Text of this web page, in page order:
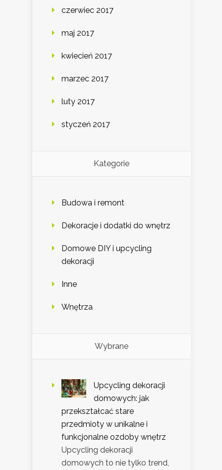
czerwiec 2017
maj 2017
kwiecień 2017
marzec 2017
luty 2017
styczeń 2017
Kategorie
Budowa i remont
Dekoracje i dodatki do wnętrz
Domowe DIY i upcycling
dekoracji
Inne
Wnętrza
Wybrane
Upcycling dekoracji
domowych: jak
przekształcać stare
przedmioty w unikalne i
funkcjonalne ozdoby wnętrz
Upcycling dekoracji
domowych to nie tylko trend,